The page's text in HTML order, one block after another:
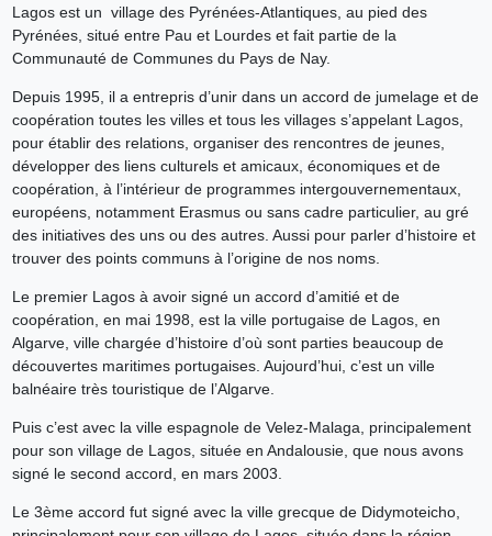
Lagos est un village des Pyrénées-Atlantiques, au pied des
Pyrénées, situé entre Pau et Lourdes et fait partie de la
Communauté de Communes du Pays de Nay.
Depuis 1995, il a entrepris d’unir dans un accord de jumelage et de
coopération toutes les villes et tous les villages s’appelant Lagos,
pour établir des relations, organiser des rencontres de jeunes,
développer des liens culturels et amicaux, économiques et de
coopération, à l’intérieur de programmes intergouvernementaux,
européens, notamment Erasmus ou sans cadre particulier, au gré
des initiatives des uns ou des autres. Aussi pour parler d’histoire et
trouver des points communs à l’origine de nos noms.
Le premier Lagos à avoir signé un accord d’amitié et de
coopération, en mai 1998, est la ville portugaise de Lagos, en
Algarve, ville chargée d’histoire d’où sont parties beaucoup de
découvertes maritimes portugaises. Aujourd’hui, c’est un ville
balnéaire très touristique de l’Algarve.
Puis c’est avec la ville espagnole de Velez-Malaga, principalement
pour son village de Lagos, située en Andalousie, que nous avons
signé le second accord, en mars 2003.
Le 3ème accord fut signé avec la ville grecque de Didymoteicho,